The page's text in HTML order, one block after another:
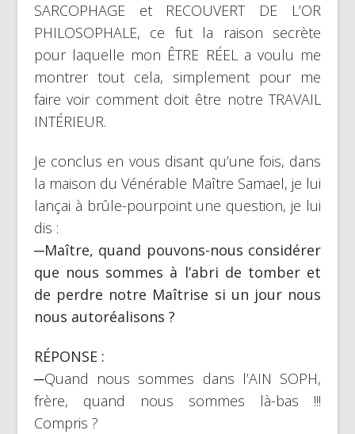
SARCOPHAGE et RECOUVERT DE L’OR
PHILOSOPHALE, ce fut la raison secrète
pour laquelle mon ÊTRE RÉEL a voulu me
montrer tout cela, simplement pour me
faire voir comment doit être notre TRAVAIL
INTÉRIEUR.
Je conclus en vous disant qu’une fois, dans
la maison du Vénérable Maître Samael, je lui
lançai à brûle-pourpoint une question, je lui
dis :
─Maître, quand pouvons-nous considérer
que nous sommes à l’abri de tomber et
de perdre notre Maîtrise si un jour nous
nous autoréalisons ?
RÉPONSE :
─Quand nous sommes dans l’AIN SOPH,
frère, quand nous sommes là-bas !!!
Compris ?